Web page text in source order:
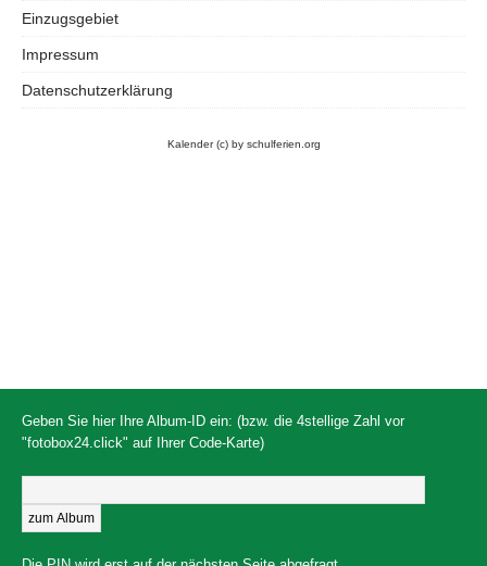
Einzugsgebiet
Impressum
Datenschutzerklärung
Kalender(c) by schulferien.org
Geben Sie hier Ihre Album-ID ein: (bzw. die 4stellige Zahl vor
"fotobox24.click" auf Ihrer Code-Karte)